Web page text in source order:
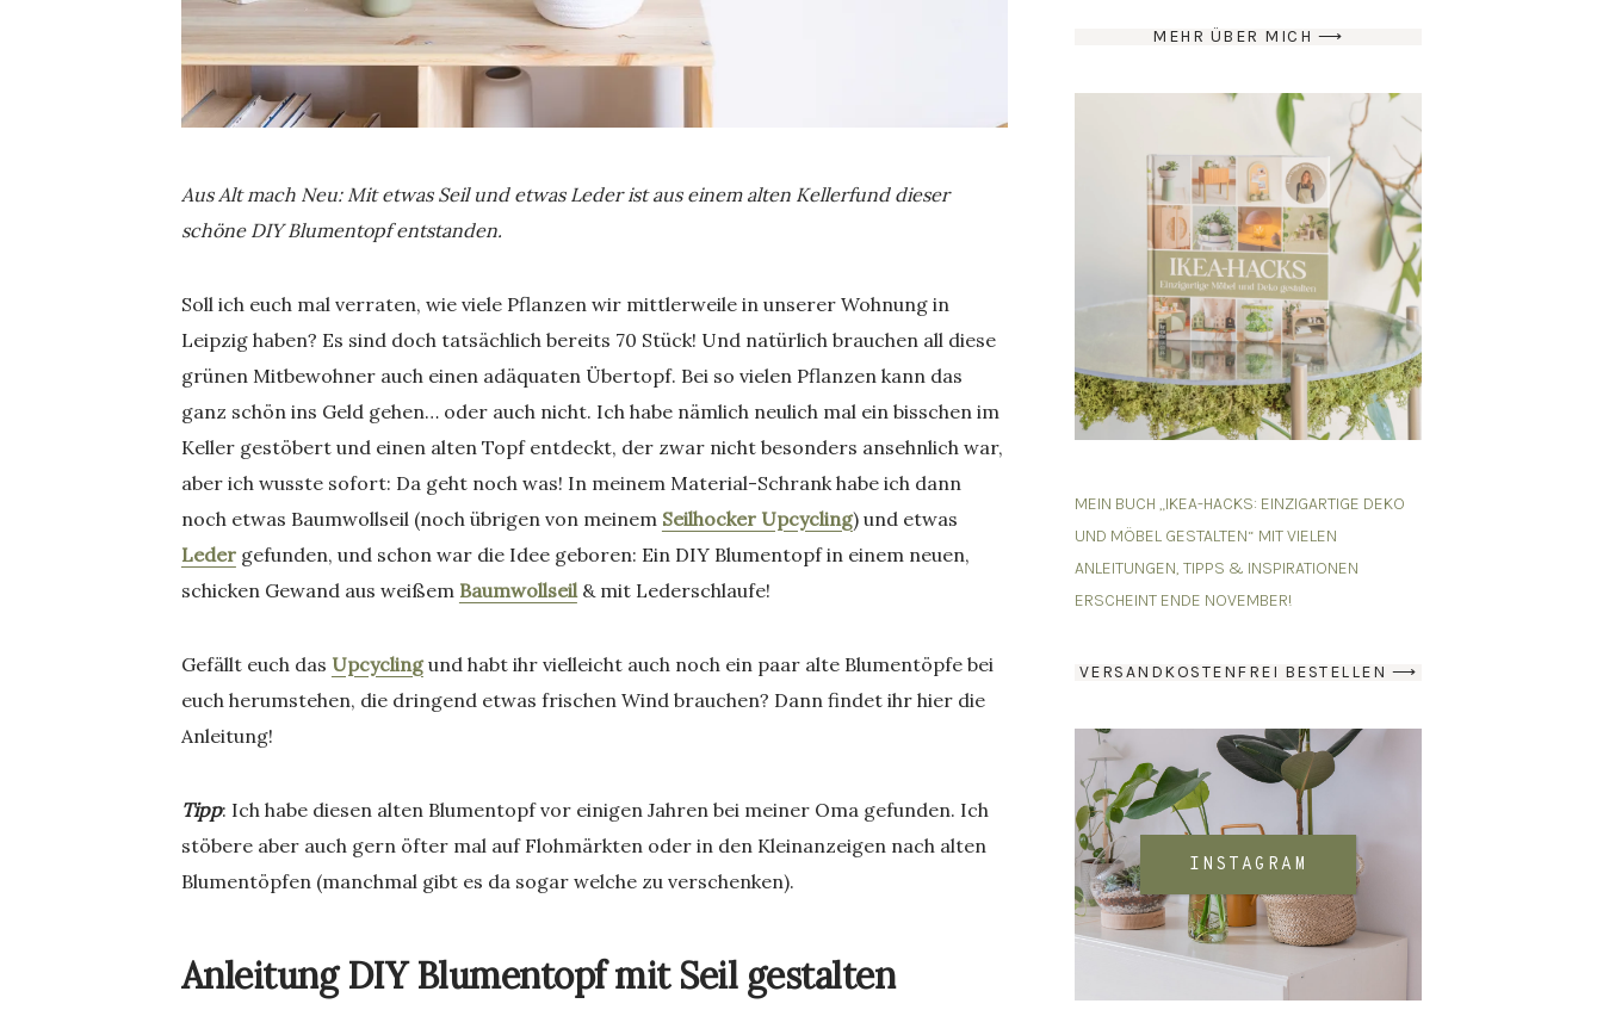
Aus Alt mach Neu: Mit etwas Seil und etwas Leder ist aus einem alten Kellerfund dieser
schöne DIY Blumentopf entstanden.
Soll ich euch mal verraten, wie viele Pflanzen wir mittlerweile in unserer Wohnung in
Leipzig haben? Es sind doch tatsächlich bereits 70 Stück! Und natürlich brauchen all diese
grünen Mitbewohner auch einen adäquaten Übertopf. Bei so vielen Pflanzen kann das
ganz schön ins Geld gehen… oder auch nicht. Ich habe nämlich neulich mal ein bisschen im
Keller gestöbert und einen alten Topf entdeckt, der zwar nicht besonders ansehnlich war,
aber ich wusste sofort: Da geht noch was! In meinem Material-Schrank habe ich dann
noch etwas Baumwollseil (noch übrigen von meinem Seilhocker Upcycling) und etwas
Ledergefunden, und schon war die Idee geboren: Ein DIY Blumentopf in einem neuen,
schicken Gewand aus weißem Baumwollseil& mit Lederschlaufe!
Gefällt euch das Upcyclingund habt ihr vielleicht auch noch ein paar alte Blumentöpfe bei
euch herumstehen, die dringend etwas frischen Wind brauchen? Dann findet ihr hier die
Anleitung!
Tipp: Ich habe diesen alten Blumentopf vor einigen Jahren bei meiner Oma gefunden. Ich
stöbere aber auch gern öfter mal auf Flohmärkten oder in den Kleinanzeigen nach alten
Blumentöpfen (manchmal gibt es da sogar welche zu verschenken).
Anleitung DIY Blumentopf mit Seil gestalten
MEHR ÜBER MICH ⟶
MEIN BUCH „IKEA-HACKS: EINZIGARTIGE DEKO
UND MÖBEL GESTALTEN“ MIT VIELEN
ANLEITUNGEN, TIPPS & INSPIRATIONEN
ERSCHEINT ENDE NOVEMBER!
VERSANDKOSTENFREI BESTELLEN ⟶
INSTAGRAM